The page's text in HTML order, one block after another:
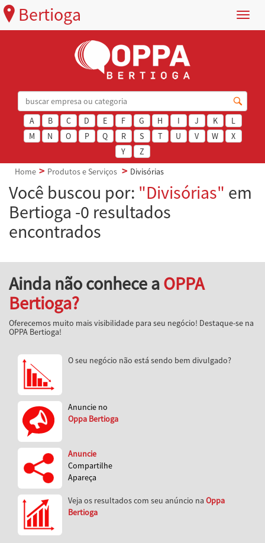
Menu
Bertioga
A B C D E F G H I J K
L
M
N O P Q R S T U V W
X
Y
Z
Home
Produtos e Serviços Divisórias
Você buscou por: "Divisórias" em
Bertioga -0 resultados
encontrados
Ainda não conhece aOPPA
Bertioga?
Oferecemos muito mais visibilidade para seu negócio! Destaque-se na
OPPA Bertioga!
O seu negócio não está sendo bem divulgado?
Anuncie no
Oppa Bertioga
Anuncie
Compartilhe
Apareça
Veja os resultados com seu anúncio na Oppa
Bertioga